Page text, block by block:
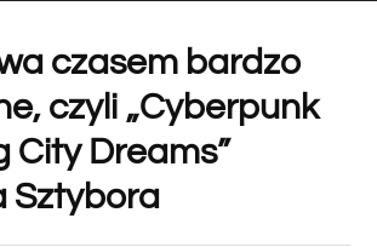
czasem bardzo
czyli „Cyberpunk
City Dreams”
Sztybora